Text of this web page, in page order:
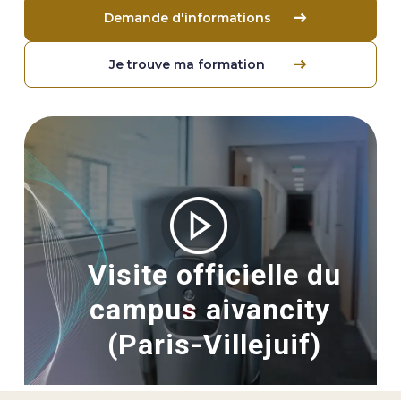
Demande d'informations
Je trouve ma formation
Image
Visite officielle du
campus aivancity
(Paris-Villejuif)